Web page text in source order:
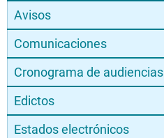
Avisos
Comunicaciones
Cronograma de audiencias
Edictos
Estados electrónicos